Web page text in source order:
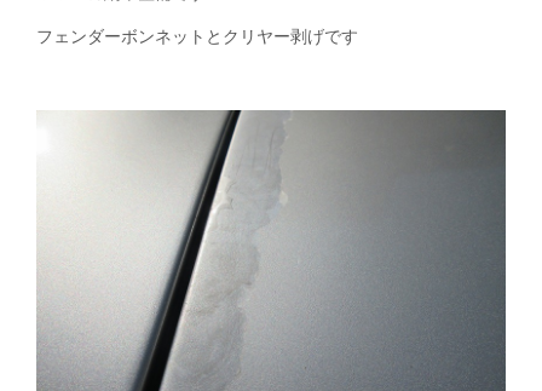
フェンダーボンネットとクリヤー剥げです